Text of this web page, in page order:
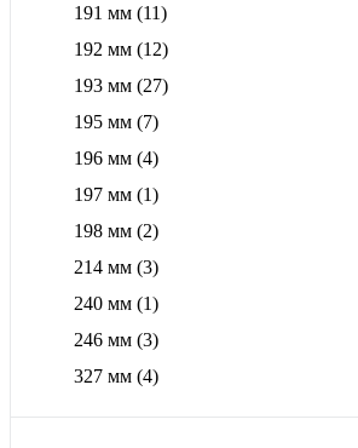
191 мм (11)
192 мм (12)
193 мм (27)
195 мм (7)
196 мм (4)
197 мм (1)
198 мм (2)
214 мм (3)
240 мм (1)
246 мм (3)
327 мм (4)